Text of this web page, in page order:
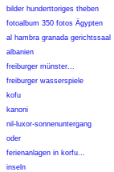
bilder hunderttoriges theben
fotoalbum 350 fotos Ägypten
al hambra granada gerichtssaal
albanien
freiburger münster...
freiburger wasserspiele
kofu
kanoni
nil-luxor-sonnenuntergang
oder
ferienanlagen in korfu...
inseln